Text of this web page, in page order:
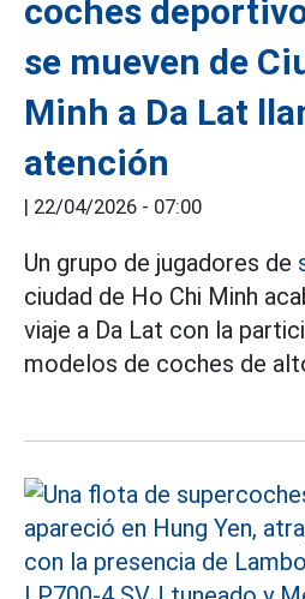
coches
se mueven de
Minh a Da Lat
atención
| 22/04/2026 - 07:00
Un grupo de jugadores de
ciudad de Ho Chi Minh
viaje a Da Lat con la
modelos de coches de